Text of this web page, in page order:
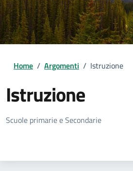
Home / Argomenti / Istruzione
Istruzione
Dettagli della notizia
Scuole primarie e Secondarie